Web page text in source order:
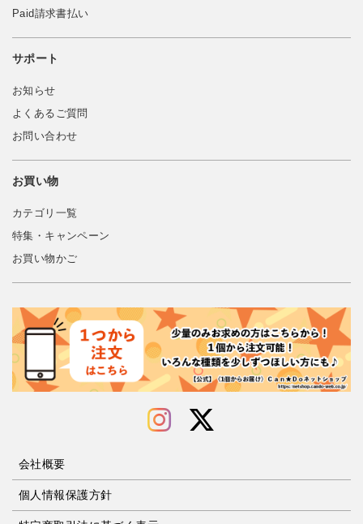
Paid請求書払い
サポート
お知らせ
よくあるご質問
お問い合わせ
お買い物
カテゴリ一覧
特集・キャンペーン
お買い物かご
会社概要
個人情報保護方針